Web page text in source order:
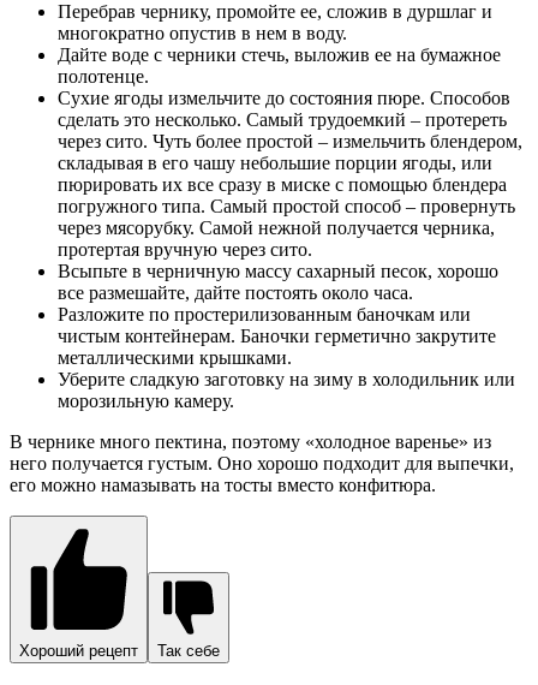
Перебрав чернику, промойте ее, сложив в дуршлаг и
многократно опустив в нем в воду.
Дайте воде с черники стечь, выложив ее на бумажное
полотенце.
Сухие ягоды измельчите до состояния пюре. Способов
сделать это несколько. Самый трудоемкий – протереть
через сито. Чуть более простой – измельчить блендером,
складывая в его чашу небольшие порции ягоды, или
пюрировать их все сразу в миске с помощью блендера
погружного типа. Самый простой способ – провернуть
через мясорубку. Самой нежной получается черника,
протертая вручную через сито.
Всыпьте в черничную массу сахарный песок, хорошо
все размешайте, дайте постоять около часа.
Разложите по простерилизованным баночкам или
чистым контейнерам. Баночки герметично закрутите
металлическими крышками.
Уберите сладкую заготовку на зиму в холодильник или
морозильную камеру.
В чернике много пектина, поэтому «холодное варенье» из
него получается густым. Оно хорошо подходит для выпечки,
его можно намазывать на тосты вместо конфитюра.
Хороший рецепт Так себе